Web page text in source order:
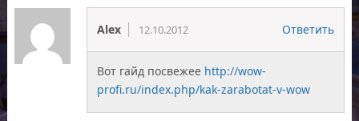
Alex 12.10.2012 Ответить
Вот гайд посвежее http://wow-
profi.ru/index.php/kak-zarabotat-v-wow